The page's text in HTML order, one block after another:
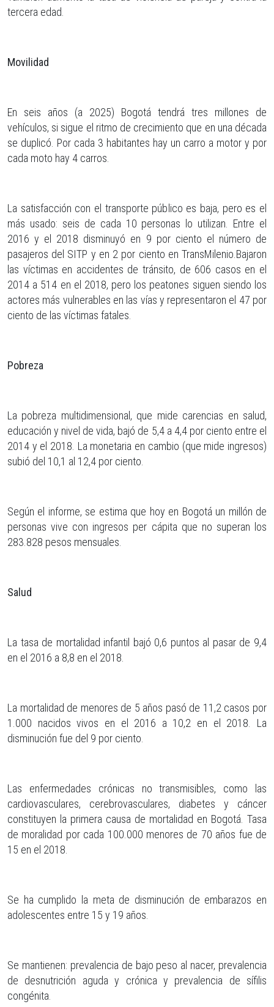
tercera edad.
Movilidad
En seis años (a 2025) Bogotá tendrá tres millones de
vehículos, si sigue el ritmo de crecimiento que en una década
se duplicó. Por cada 3 habitantes hay un carro a motor y por
cada moto hay 4 carros.
La satisfacción con el transporte público es baja, pero es el
más usado: seis de cada 10 personas lo utilizan. Entre el
2016 y el 2018 disminuyó en 9 por ciento el número de
pasajeros del SITP y en 2 por ciento en TransMilenio.Bajaron
las víctimas en accidentes de tránsito, de 606 casos en el
2014 a 514 en el 2018, pero los peatones siguen siendo los
actores más vulnerables en las vías y representaron el 47 por
ciento de las víctimas fatales.
Pobreza
La pobreza multidimensional, que mide carencias en salud,
educación y nivel de vida, bajó de 5,4 a 4,4 por ciento entre el
2014 y el 2018. La monetaria en cambio (que mide ingresos)
subió del 10,1 al 12,4 por ciento.
Según el informe, se estima que hoy en Bogotá un millón de
personas vive con ingresos per cápita que no superan los
283.828 pesos mensuales.
Salud
La tasa de mortalidad infantil bajó 0,6 puntos al pasar de 9,4
en el 2016 a 8,8 en el 2018.
La mortalidad de menores de 5 años pasó de 11,2 casos por
1.000 nacidos vivos en el 2016 a 10,2 en el 2018. La
disminución fue del 9 por ciento.
Las enfermedades crónicas no transmisibles, como las
cardiovasculares, cerebrovasculares, diabetes y cáncer
constituyen la primera causa de mortalidad en Bogotá. Tasa
de moralidad por cada 100.000 menores de 70 años fue de
15 en el 2018.
Se ha cumplido la meta de disminución de embarazos en
adolescentes entre 15 y 19 años.
Se mantienen: prevalencia de bajo peso al nacer, prevalencia
de desnutrición aguda y crónica y prevalencia de sífilis
congénita.